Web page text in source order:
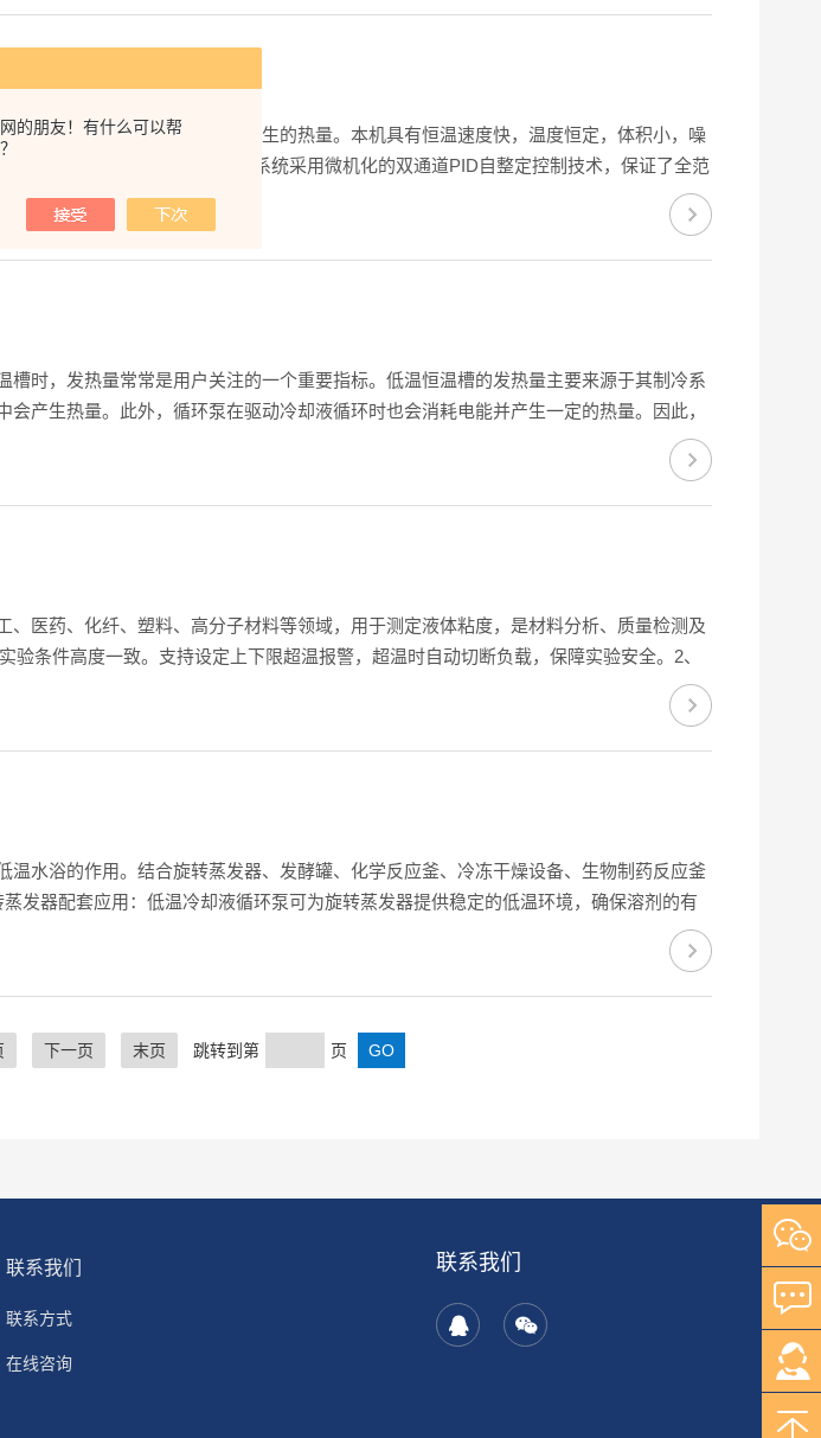
的朋友！有什么可以帮
到用户设备，带走用户设备产生的热量。本机具有恒温速度快，温度恒定，体积小，噪
使用。1、控温精度高——恒温系统采用微机化的双通道PID自整定控制技术，保证了全范
场。3、相关技术--采用半导体制冷技术，制冷速度快，噪声低。测量温度和...
时，发热量常常是用户关注的一个重要指标。低温恒温槽的发热量主要来源于其制冷系
产生热量。此外，循环泵在驱动冷却液循环时也会消耗电能并产生一定的热量。因此，
，制冷系统效率越高，循环泵设计越合理，设备的保温性能越好，发热量就越小。然
医药、化纤、塑料、高分子材料等领域，用于测定液体粘度，是材料分析、质量检测及
条件高度一致。支持设定上下限超温报警，超温时自动切断负载，保障实验安全。2、
少压缩机振动对样品的干扰，提升测量精度。3、制冷与加热系统制冷采用风冷式全封
水浴的作用。结合旋转蒸发器、发酵罐、化学反应釜、冷冻干燥设备、生物制药反应釜
发器配套应用：低温冷却液循环泵可为旋转蒸发器提供稳定的低温环境，确保溶剂的有
冷却液循环泵提供的低温环境使蒸发出的溶剂蒸气迅速冷凝成液体，实现高效回收。精
下一页 末页 跳转到第 页
联系我们
联系方式
在线咨询
联系我们